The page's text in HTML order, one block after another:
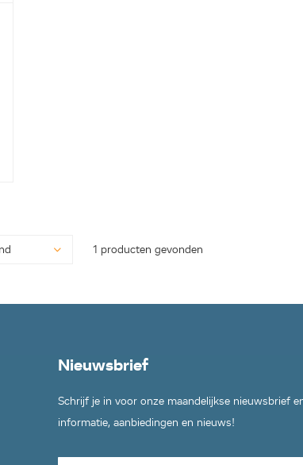
1 producten gevonden
Nieuwsbrief
Schrijf je in voor onze maandelijkse nieuwsbrief
informatie, aanbiedingen en nieuws!